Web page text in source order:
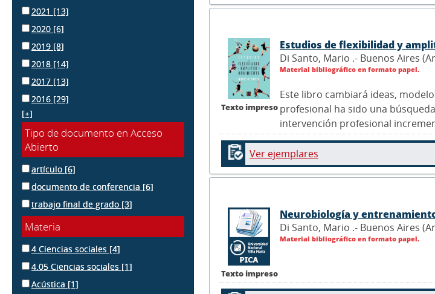
2021 [13]
2020 [6]
2019 [8]
2018 [14]
2017 [13]
2016 [29]
[+]
Tipo de documento en Acceso
Abierto
artículo [6]
documento de conferencia [6]
trabajo final de grado [3]
Materia
4 Ciencias sociales [4]
4.05 Ciencias sociales [1]
Acústica [1]
Texto impreso
Estudios de flexibilidad y
Di Santo, Mario .- Buenos Aires
Material bibliográfico en formato papel.
Este libro cambiará ideas,
profesional ha sido una
intervención profesional
Ver ejemplares
Texto impreso
Neurobiología y
Di Santo, Mario .- Buenos Aires
Material bibliográfico en formato papel.